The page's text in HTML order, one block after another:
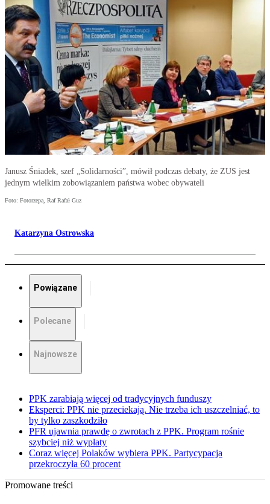
Janusz Śniadek, szef „Solidarności”, mówił podczas debaty, że ZUS jest
jednym wielkim zobowiązaniem państwa wobec obywateli
Foto: Fotorzepa, Raf Rafał Guz
Katarzyna Ostrowska
Powiązane
Polecane
Najnowsze
PPK zarabiają więcej od tradycyjnych funduszy
Eksperci: PPK nie przeciekają. Nie trzeba ich uszczelniać, to
by tylko zaszkodziło
PFR ujawnia prawdę o zwrotach z PPK. Program rośnie
szybciej niż wypłaty
Coraz więcej Polaków wybiera PPK. Partycypacja
przekroczyła 60 procent
Promowane treści